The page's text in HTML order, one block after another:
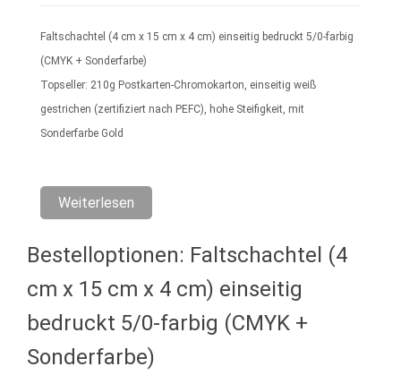
Faltschachtel (4 cm x 15 cm x 4 cm) einseitig bedruckt 5/0-farbig
(CMYK + Sonderfarbe)
Topseller: 210g Postkarten-Chromokarton, einseitig weiß
gestrichen (zertifiziert nach PEFC), hohe Steifigkeit, mit
Sonderfarbe Gold
Gefalztes Endformat: 4 cm x 15 cm x 4 cm
Bitte verwenden Sie für positive Schriftstärken mindestens 9pt (ca.
3,17mm) und bei negativen Schriftstärken mindestens 13pt (ca.
4,59mm).
Weiterlesen
Bestelloptionen: Faltschachtel (4
cm x 15 cm x 4 cm) einseitig
bedruckt 5/0-farbig (CMYK +
Sonderfarbe)